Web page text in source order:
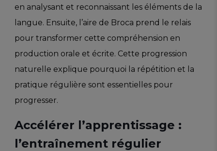
en analysant et reconnaissant les éléments de la
langue. Ensuite, l’aire de Broca prend le relais
pour transformer cette compréhension en
production orale et écrite. Cette progression
naturelle explique pourquoi la répétition et la
pratique régulière sont essentielles pour
progresser.
Accélérer l’apprentissage :
l’entraînement régulier